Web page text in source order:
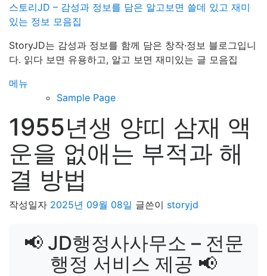
스토리JD – 감성과 정보를 담은 알고보면 쓸데 있고 재미
있는 정보 모음집
StoryJD는 감성과 정보를 함께 담은 창작·정보 블로그입니
다. 읽다 보면 유용하고, 알고 보면 재미있는 글 모음집
메뉴
Sample Page
1955년생 양띠 삼재 액
운을 없애는 부적과 해
결 방법
작성일자 2025년 09월 08일 글쓴이 storyjd
📢 JD행정사사무소 – 전문
행정 서비스 제공 📢